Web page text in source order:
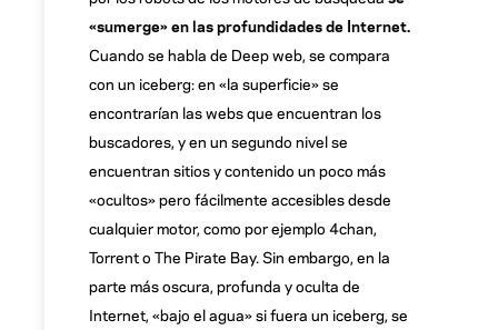
«sumerge» en las profundidades de Internet.
Cuando se habla de Deep web, se compara
con un iceberg: en «la superficie» se
encontrarían las webs que encuentran los
buscadores, y en un segundo nivel se
encuentran sitios y contenido un poco más
«ocultos» pero fácilmente accesibles desde
cualquier motor, como por ejemplo 4chan,
Torrent o The Pirate Bay. Sin embargo, en la
parte más oscura, profunda y oculta de
Internet, «bajo el agua» si fuera un iceberg, se